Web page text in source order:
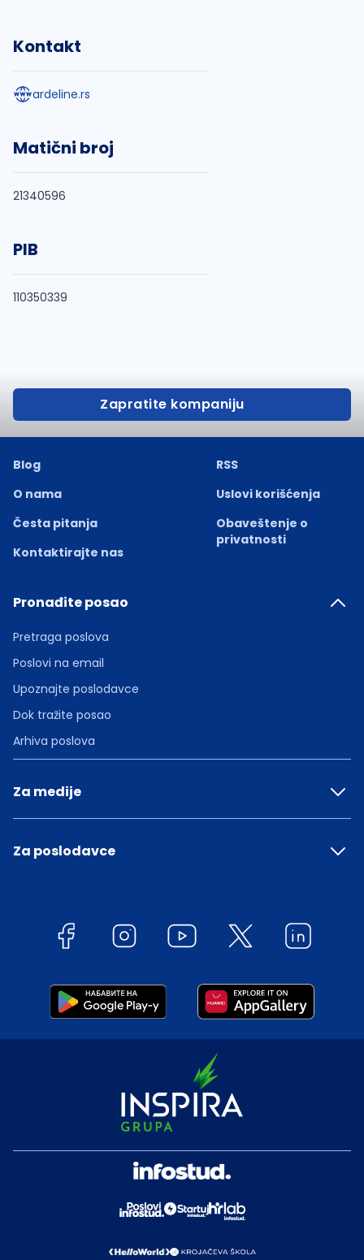
Kontakt
ardeline.rs
Matični broj
21340596
PIB
110350339
Zapratite kompaniju
Blog
O nama
Česta pitanja
Kontaktirajte nas
RSS
Uslovi korišćenja
Obaveštenje o
privatnosti
Pronađite posao
Pretraga poslova
Poslovi na email
Upoznajte poslodavce
Dok tražite posao
Arhiva poslova
Za medije
Za poslodavce